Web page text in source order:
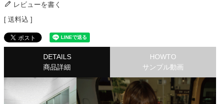
レビューを書く
送料込
DETAILS
商品詳細
HOWTO
サンプル動画